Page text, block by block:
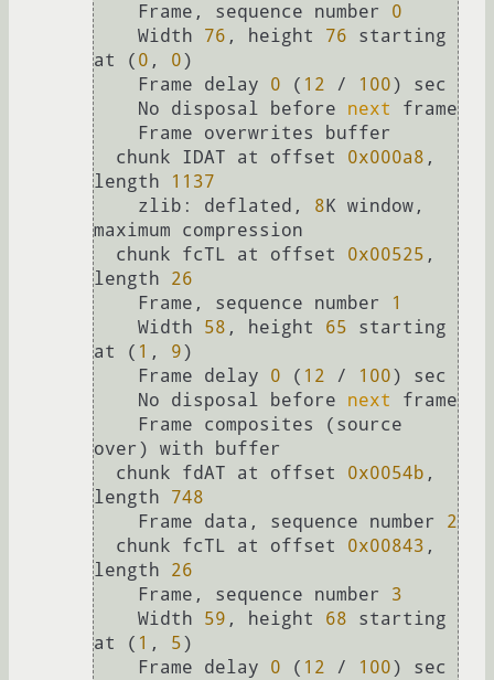
    Frame, sequence number
0
    Width
76 , height 76 starting
at ( 0 , 0)
    Frame delay
0 ( 12 / 100) sec
    No disposal before
next
frame
  chunk IDAT at offset
0x000a8 ,
length
1137
    zlib: deflated,
8 K window,
maximum compression
  chunk fcTL at offset
0x00525 ,
length 26
    Frame, sequence number
1
    Width
58 , height 65 starting
at ( 1 , 9)
    Frame delay
0 ( 12 / 100) sec
    No disposal before
next
frame
over) with buffer
  chunk fdAT at offset
0x0054b ,
length 748
    Frame data, sequence number
2
  chunk fcTL at offset
0x00843 ,
length 26
    Frame, sequence number
3
    Width
59 , height 68 starting
at ( 1 , 5)
    Frame delay
0 ( 12 / 100) sec